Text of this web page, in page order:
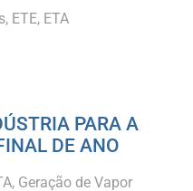
ETE ETA
PARA A
DE ANO
Geração de Vapor